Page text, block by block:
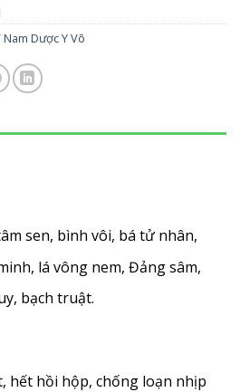
Dược Y Võ
sen, bình vôi, bá tử nhân,
lá vông nem, Đảng sâm,
bạch truật.
hết hồi hộp, chống loạn nhịp